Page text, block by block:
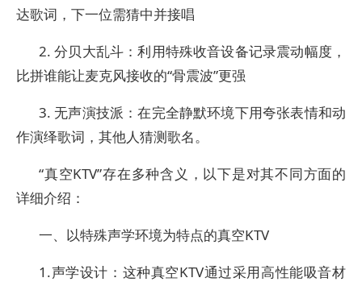
达歌词，下一位需猜中并接唱
2. 分贝大乱斗：利用特殊收音设备记录震动幅度，
比拼谁能让麦克风接收的“骨震波”更强
3. 无声演技派：在完全静默环境下用夸张表情和动
作演绎歌词，其他人猜测歌名。
“真空KTV”存在多种含义，以下是对其不同方面的
详细介绍：
一、以特殊声学环境为特点的真空KTV
1.声学设计：这种真空KTV通过采用高性能吸音材